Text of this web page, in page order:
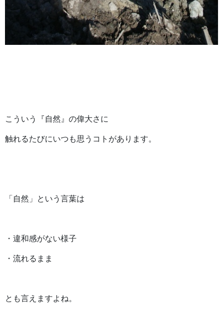
こういう『自然』の偉大さに
触れるたびにいつも思うコトがあります。
「自然」という言葉は
・違和感がない様子
・流れるまま
とも言えますよね。